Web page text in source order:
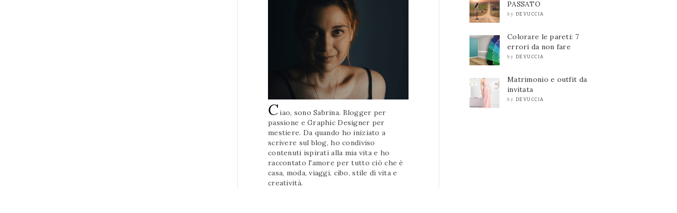
Ciao, sono Sabrina. Blogger per
passione e Graphic Designer per
mestiere. Da quando ho iniziato a
scrivere sul blog, ho condiviso
contenuti ispirati alla mia vita e ho
raccontato l'amore per tutto ciò che è
casa, moda, viaggi, cibo, stile di vita e
creatività.
PASSATO
by DEVUCCIA
Colorare le pareti: 7
errori da non fare
by DEVUCCIA
Matrimonio e outfit da
invitata
by DEVUCCIA